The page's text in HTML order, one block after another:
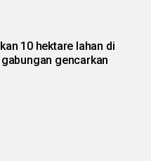
10 hektare lahan di
gencarkan